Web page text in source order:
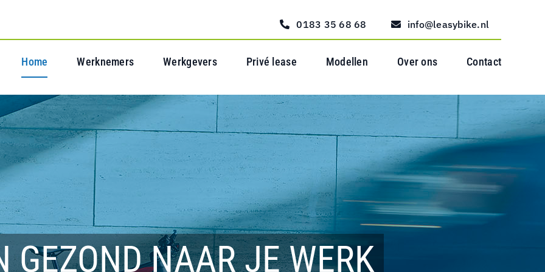
0183 35 68 68 info@leasybike.nl
Home Werknemers Werkgevers Privé lease Modellen Over ons Contact
GEZOND NAAR JE WERK